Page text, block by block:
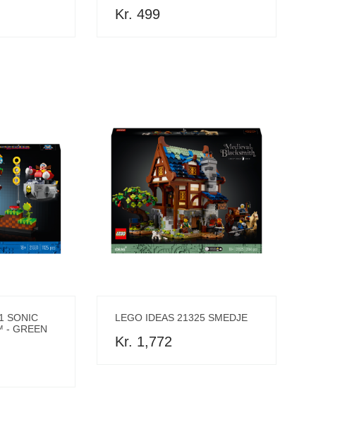
Kr. 499
SONIC
- GREEN
LEGO IDEAS 21325 SMEDJE
Kr. 1,772